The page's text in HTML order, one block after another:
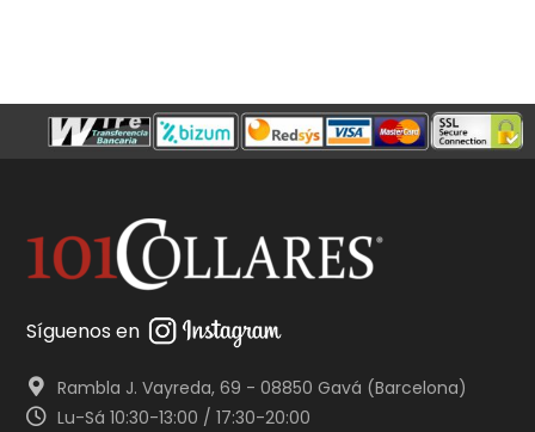
Síguenos en
Rambla J. Vayreda, 69 - 08850 Gavá (Barcelona)
Lu-Sá 10:30-13:00 / 17:30-20:00